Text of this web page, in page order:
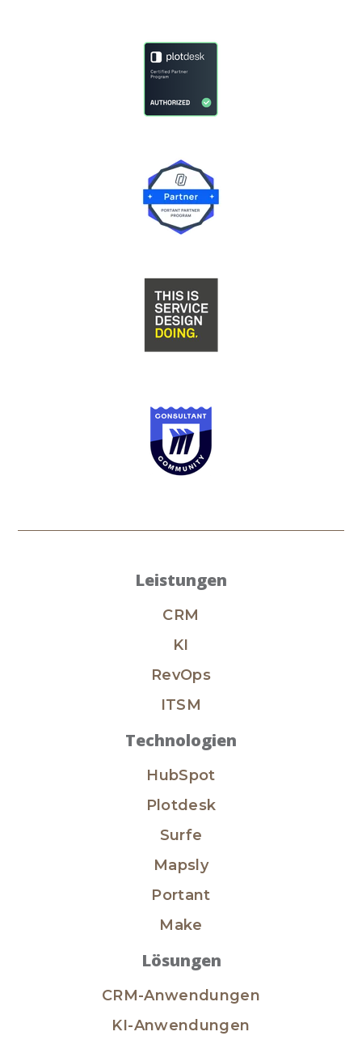
Leistungen
CRM
KI
RevOps
ITSM
Technologien
HubSpot
Plotdesk
Surfe
Mapsly
Portant
Make
Lösungen
CRM-Anwendungen
KI-Anwendungen